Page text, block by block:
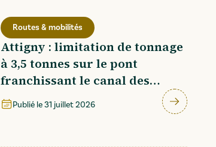
Routes & mobilités
Attigny : limitation de tonnage
à 3,5 tonnes sur le pont
franchissant le canal des
Ardennes (RD 987)
Publié le31 juillet 2026